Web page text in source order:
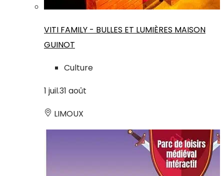
VITI FAMILY - BULLES ET LUMIÈRES MAISON
GUINOT
Culture
1 juil.31 août
LIMOUX